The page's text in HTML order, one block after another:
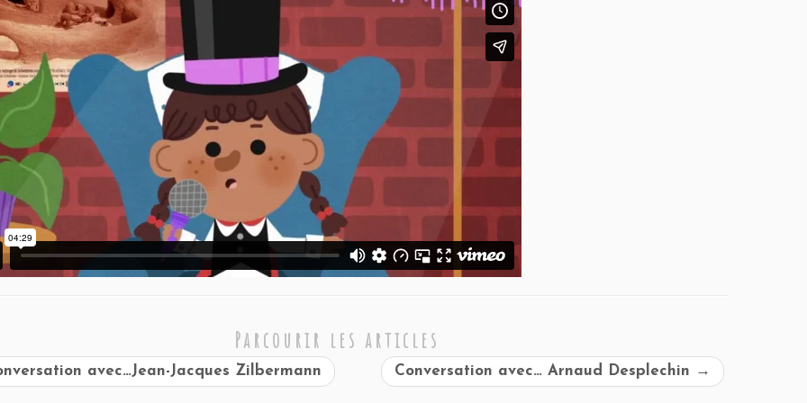
Parcourir les articles
avec…Jean-Jacques Zilbermann Conversation avec… Arnaud Desplechin →